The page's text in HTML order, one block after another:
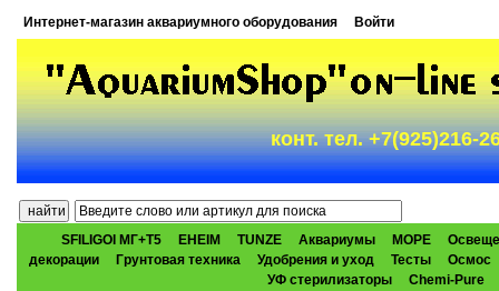
Интернет-магазин аквариумного оборудования Войти
конт. тел. +7(925)216-
SFILIGOI МГ+Т5 EHEIM TUNZE Аквариумы МОРЕ
декорации
Грунтовая техника Удобрения и уход Тесты
Осмос
УФ стерилизаторы
Chemi-Pure